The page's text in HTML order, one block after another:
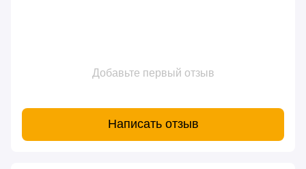
Добавьте первый отзыв
Написать отзыв